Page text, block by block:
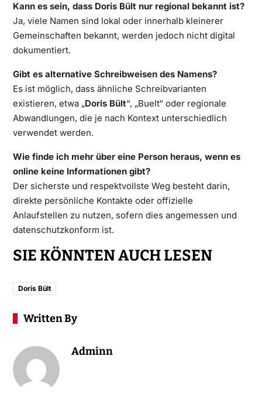
Kann es sein, dass Doris Bült nur regional bekannt ist?
Ja, viele Namen sind lokal oder innerhalb kleinerer
Gemeinschaften bekannt, werden jedoch nicht digital
dokumentiert.
Gibt es alternative Schreibweisen des Namens?
Es ist möglich, dass ähnliche Schreibvarianten
existieren, etwa „Doris Bült“, „Buelt“ oder regionale
Abwandlungen, die je nach Kontext unterschiedlich
verwendet werden.
Wie finde ich mehr über eine Person heraus, wenn es
online keine Informationen gibt?
Der sicherste und respektvollste Weg besteht darin,
direkte persönliche Kontakte oder offizielle
Anlaufstellen zu nutzen, sofern dies angemessen und
datenschutzkonform ist.
SIE KÖNNTEN AUCH LESEN
Doris Bült
Written By
Adminn